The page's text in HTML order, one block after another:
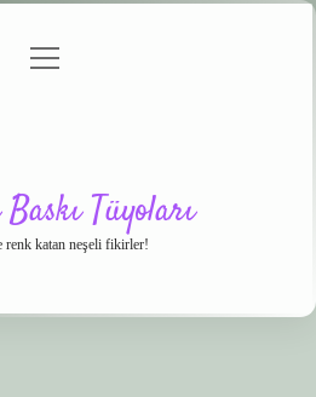
menüyü
Tüyoları
renk katan neşeli fikirler!